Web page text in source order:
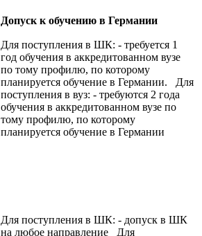
Допуск к обучению в Германии
Для поступления в ШК: - требуется 1
год обучения в аккредитованном вузе
по тому профилю, по которому
планируется обучение в Германии. Для
поступления в вуз: - требуются 2 года
обучения в аккредитованном вузе по
тому профилю, по которому
планируется обучение в Германии
Для поступления в ШК: - допуск в ШК
на любое направление Для